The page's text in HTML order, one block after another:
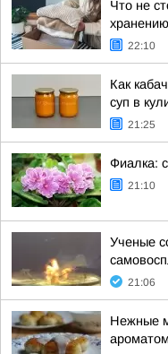
Что не
хранению
22:10
Как
суп в
21:25
Фиалка:
21:10
Ученые
21:06
Нежные
ароматом